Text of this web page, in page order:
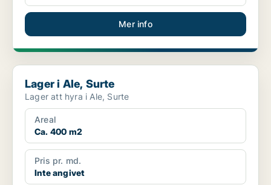
Mer info
Lager i Ale, Surte
Lager i Ale, Surte
Lager att hyra i Ale, Surte
Areal
Ca. 400 m2
Pris pr. md.
Inte angivet